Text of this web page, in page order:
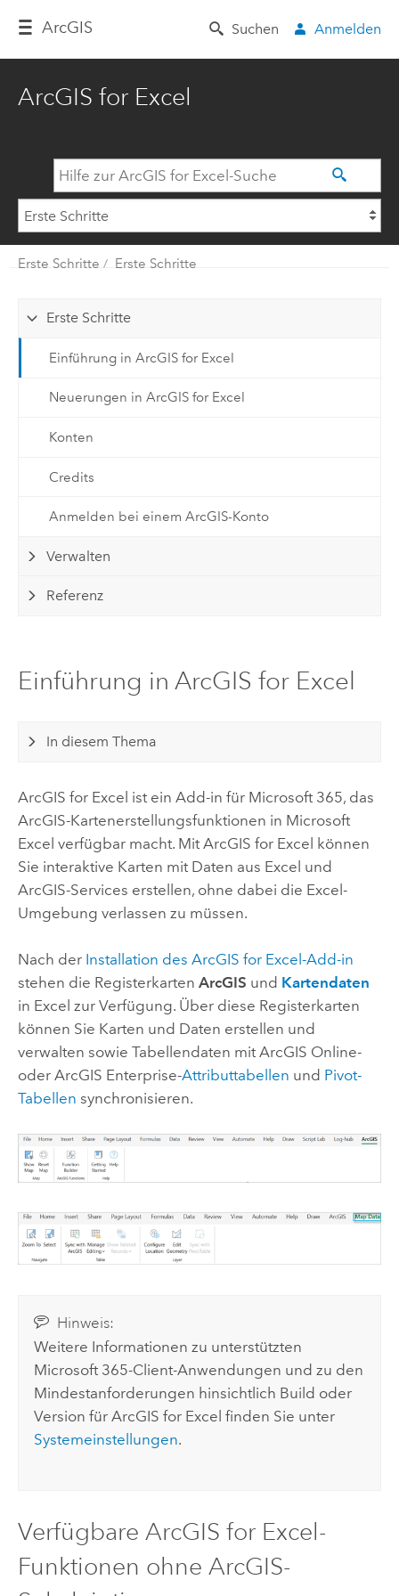
ArcGIS Suchen Anmelden
ArcGIS for Excel
Erste Schritte Erste Schritte
Erste Schritte
Einführung in ArcGIS for Excel
Neuerungen in ArcGIS for Excel
Konten
Credits
Anmelden bei einem ArcGIS-Konto
Verwalten
Referenz
Einführung in ArcGIS for Excel
In diesem Thema
ArcGIS for Excel ist ein Add-in für Microsoft 365, das
ArcGIS-Kartenerstellungsfunktionen in Microsoft
Excel verfügbar macht. Mit ArcGIS for Excel können
Sie interaktive Karten mit Daten aus Excel und
ArcGIS-Services erstellen, ohne dabei die Excel-
Umgebung verlassen zu müssen.
Nach der Installation des ArcGIS for Excel -Add-in
stehen die Registerkarten ArcGIS und Kartendaten
in Excel zur Verfügung. Über diese Registerkarten
können Sie Karten und Daten erstellen und
verwalten sowie Tabellendaten mit ArcGIS Online-
oder ArcGIS Enterprise-Attributtabellen und Pivot-
Tabellen synchronisieren.
Hinweis:
Weitere Informationen zu unterstützten
Microsoft 365-Client-Anwendungen und zu den
Mindestanforderungen hinsichtlich Build oder
Version fürArcGIS for Excel finden Sie unter
Systemeinstellungen.
Verfügbare ArcGIS for Excel-
Funktionen ohne ArcGIS-